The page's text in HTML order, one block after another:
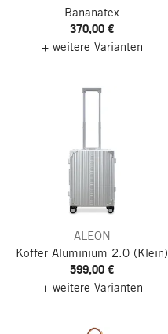
Bananatex
370,00 €
+ weitere Varianten
ALEON
Koffer Aluminium 2.0 (Klein)
599,00 €
+ weitere Varianten